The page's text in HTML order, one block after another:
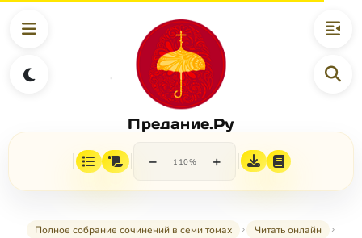
Предание.Ру
− 110% +
Полное собрание сочинений в семи томах
Читать онлайн